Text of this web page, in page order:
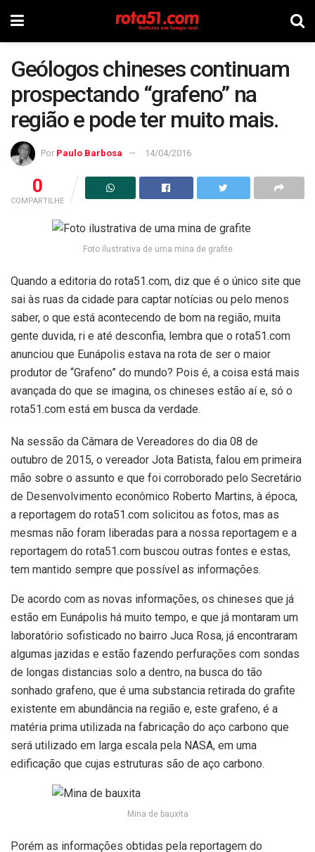
Geólogos chineses continuam
prospectando “grafeno” na
região e pode ter muito mais.
Por Paulo Barbosa 14/04/2016
0
COMPARTILHE
Foto ilustrativa de uma mina de grafite
Quando a editoria do rota51.com, diz que é o único site que
sai às ruas da cidade para captar notícias ou pelo menos
saber, o que está acontecendo de bom na região, muita
gente duvida, ri e até desconfia, lembra que o rota51.com
anunciou que Eunápolis estava na rota de ser o maior
produtor de “Grafeno” do mundo? Pois é, a coisa está mais
avançada do que se imagina, os chineses estão aí e, só o
rota51.com está em busca da verdade.
Na sessão da Câmara de Vereadores do dia 08 de
outubro de 2015, o vereador Jota Batista, falou em primeira
mão sobre o assunto e que foi corroborado pelo Secretário
de Desenvolvimento econômico Roberto Martins, à época,
a reportagem do rota51.com solicitou as fotos, mas as
mesmas não foram liberadas para a nossa reportagem e a
reportagem do rota51.com buscou outras fontes e estas,
tem mantido sempre que possível as informações.
De acordo com as novas informações, os chineses que já
estão em Eunápolis há muito tempo, e que já montaram um
laboratório sofisticado no bairro Juca Rosa, já encontraram
algumas jazidas e estão fazendo perfurações com sondas
de longas distancias solo a dentro, na busca do tão
sonhado grafeno, que é uma substancia retirada do grafite
existente em abundância na região e, este grafeno, é a
matéria prima utilizada na fabricação do aço carbono que
será utilizado em larga escala pela NASA, em uma
edificação que cujas estruturas são de aço carbono.
Mina de bauxita
Porém as informações obtidas pela reportagem do